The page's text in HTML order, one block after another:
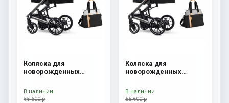
Коляска для
новорожденных
Sahara
55 600 р
В наличии
Коляска для
новорожденных
Grey
55 600 р
В наличии